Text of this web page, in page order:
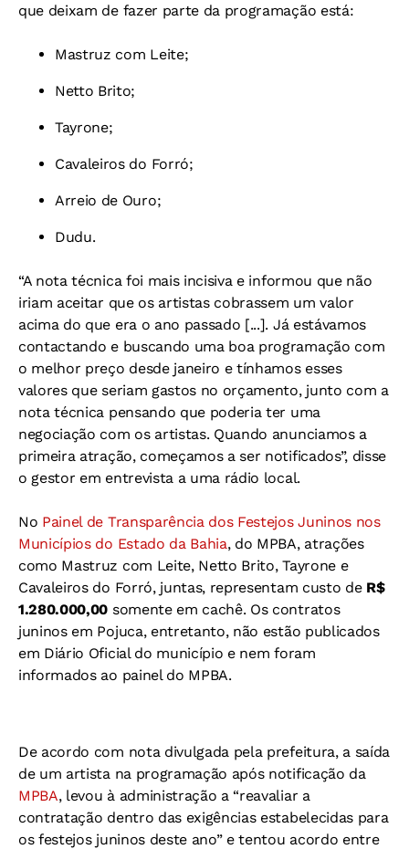
que deixam de fazer parte da programação está:
Mastruz com Leite;
Netto Brito;
Tayrone;
Cavaleiros do Forró;
Arreio de Ouro;
Dudu.
“A nota técnica foi mais incisiva e informou que não
iriam aceitar que os artistas cobrassem um valor
acima do que era o ano passado [...]. Já estávamos
contactando e buscando uma boa programação com
o melhor preço desde janeiro e tínhamos esses
valores que seriam gastos no orçamento, junto com a
nota técnica pensando que poderia ter uma
negociação com os artistas. Quando anunciamos a
primeira atração, começamos a ser notificados”, disse
o gestor em entrevista a uma rádio local.
No Painel de Transparência dos Festejos Juninos nos
Municípios do Estado da Bahia, do MPBA, atrações
como Mastruz com Leite, Netto Brito, Tayrone e
Cavaleiros do Forró, juntas, representam custo de R$
1.280.000,00 somente em cachê. Os contratos
juninos em Pojuca, entretanto, não estão publicados
em Diário Oficial do município e nem foram
informados ao painel do MPBA.
De acordo com nota divulgada pela prefeitura, a saída
de um artista na programação após notificação da
MPBA, levou à administração a “reavaliar a
contratação dentro das exigências estabelecidas para
os festejos juninos deste ano” e tentou acordo entre